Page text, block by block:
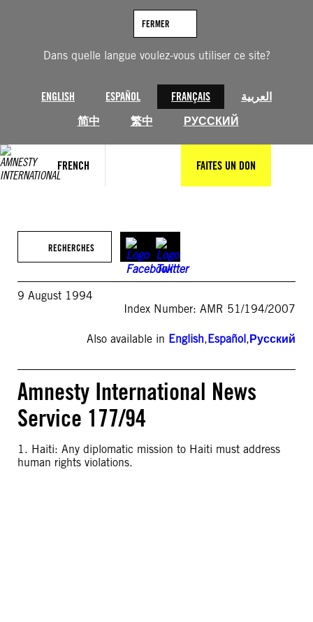
Dans quelle langue voulez-vous utiliser ce site?
ENGLISH ESPAÑOL FRANÇAIS
العربية
简中
繁中 РУССКИЙ
FERMER
FRENCH FAITES UN DON
RECHERCHES
9 August 1994
Index Number: AMR 51/194/2007
Also available in English,Español,Русский
Amnesty International News
Service 177/94
1. Haiti: Any diplomatic mission to Haiti must address
human rights violations.